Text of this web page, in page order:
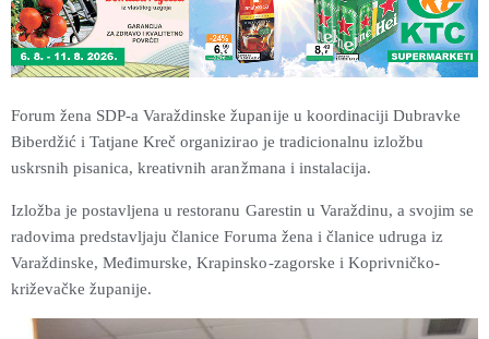
Forum žena SDP-a Varaždinske županije u koordinaciji Dubravke
Biberdžić i Tatjane Kreč organizirao je tradicionalnu izložbu
uskrsnih pisanica, kreativnih aranžmana i instalacija.
Izložba je postavljena u restoranu Garestin u Varaždinu, a svojim se
radovima predstavljaju članice Foruma žena i članice udruga iz
Varaždinske, Međimurske, Krapinsko-zagorske i Koprivničko-
križevačke županije.